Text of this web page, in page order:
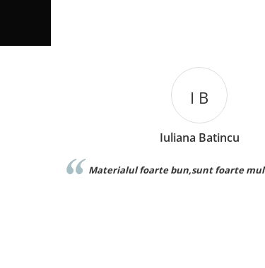
I B
Iuliana Batincu
Materialul foarte bun,sunt foarte